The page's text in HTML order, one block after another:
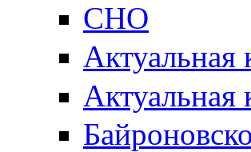
СНО
Актуальная
Актуальная